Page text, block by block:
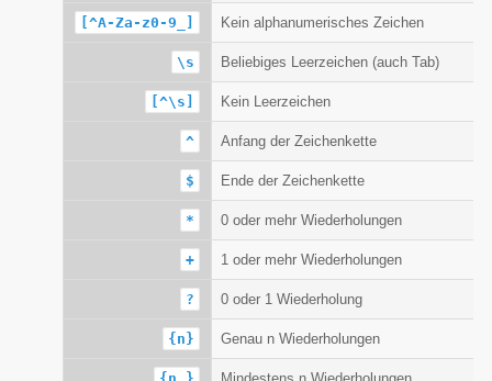
[^A-Za-z0-9_] Kein alphanumerisches Zeichen
\s Beliebiges Leerzeichen (auch Tab)
[^\s] Kein Leerzeichen
^ Anfang der Zeichenkette
$ Ende der Zeichenkette
* 0 oder mehr Wiederholungen
+ 1 oder mehr Wiederholungen
? 0 oder 1 Wiederholung
{n} Genau n Wiederholungen